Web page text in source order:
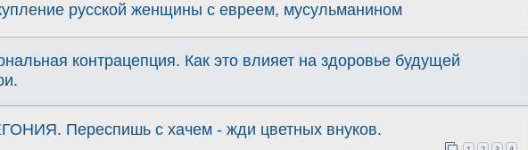
русской женщины с евреем, мусульманином
контрацепция. Как это влияет на здоровье будущей
Переспишь с хачем - жди цветных внуков.